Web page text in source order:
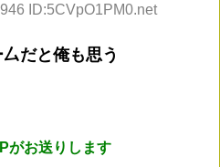
ID:5CVpO1PM0.net
だと俺も思う
がお送りします